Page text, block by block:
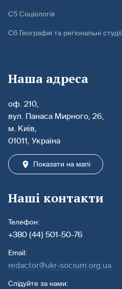
С5 Соціологія
С6 Географія та регіональні студії
Наша адреса
оф. 210,
вул. Панаса Мирного, 26,
м. Київ,
01011, Україна
Показати на мапі
Наші контакти
Телефон:
+380 (44) 501-50-76
Email:
redactor@ukr-socium.org.ua
Слідуйте за нами: